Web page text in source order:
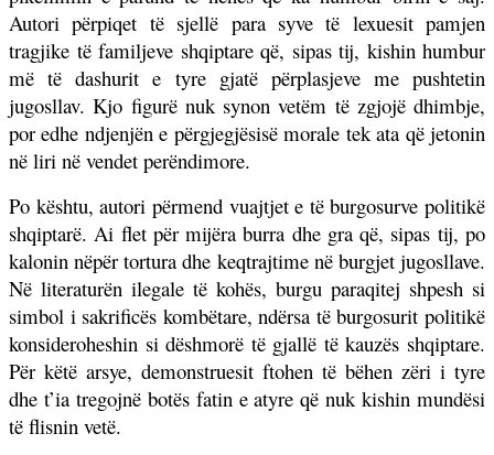
Autori përpiqet të sjellë para syve të lexuesit pamjen
tragjike të familjeve shqiptare që, sipas tij, kishin humbur
më të dashurit e tyre gjatë përplasjeve me pushtetin
jugosllav. Kjo figurë nuk synon vetëm të zgjojë dhimbje,
por edhe ndjenjën e përgjegjësisë morale tek ata që jetonin
në liri në vendet perëndimore.
Po kështu, autori përmend vuajtjet e të burgosurve politikë
shqiptarë. Ai flet për mijëra burra dhe gra që, sipas tij, po
kalonin nëpër tortura dhe keqtrajtime në burgjet jugosllave.
Në literaturën ilegale të kohës, burgu paraqitej shpesh si
simbol i sakrificës kombëtare, ndërsa të burgosurit politikë
konsideroheshin si dëshmorë të gjallë të kauzës shqiptare.
Për këtë arsye, demonstruesit ftohen të bëhen zëri i tyre
dhe t’ia tregojnë botës fatin e atyre që nuk kishin mundësi
të flisnin vetë.